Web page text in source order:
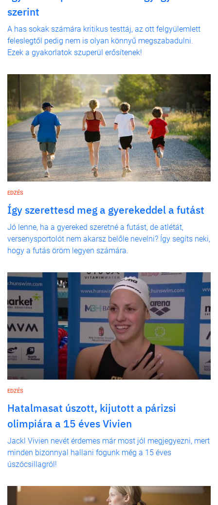
szerint
A has sokak számára kritikus testtáj, az ott felgyülemlett
feleslegtől pedig nem is olyan könnyű megszabadulni.
Ezek a gyakorlatok szuperül erősítenek!
EDZÉS
Így szerettesd meg a gyerekeddel a futást
Jó lenne, ha a gyereked szeretné a futást, de atlétát,
versenysportolót nem akarsz belőle nevelni? Így segíts neki,
hogy a futás öröm legyen számára.
EDZÉS
Hatalmasat úszott, kijutott a párizsi
olimpiára a 15 éves Vivien
Jackl Vivien nevét érdemes már most jól megjegyezni, mert
minden bizonnyal hallani fogunk még a 15 éves
úszócsillagról!